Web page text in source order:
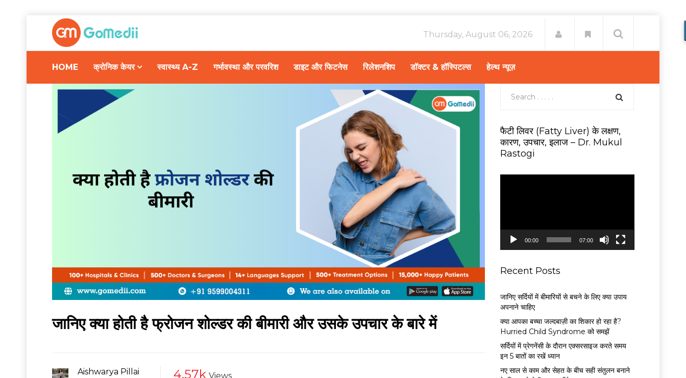
Thursday, August 06, 2026
HOME क्रोनिक केयर स्वास्थ्य A-Z गर्भावस्था और परवरिश डाइट और फिटनेस रिलेशनशिप डॉक्टर & हॉस्पिटल्स हेल्थ न्यूज़
जानिए क्या होती है फ्रोजन शोल्डर की बीमारी और उसके उपचार के बारे में
Aishwarya Pillai 4.57k Views
फैटी लिवर (Fatty Liver) के लक्षण,
कारण, उपचार, इलाज – Dr. Mukul
Rastogi
y
00:00 07:00
Recent Posts
जानिए सर्दियों में बीमारियों से बचने के लिए क्या उपाय
अपनाने चाहिए
क्या आपका बच्चा जल्दबाज़ी का शिकार हो रहा है?
Hurried Child Syndrome को समझें
सर्द‍ियों में प्रेगनेंसी के दौरान एक्सरसाइज करते समय
इन 5 बातों का रखें ध्यान
नए साल से काम और सेहत के बीच सही संतुलन बनाने